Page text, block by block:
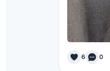
6 0